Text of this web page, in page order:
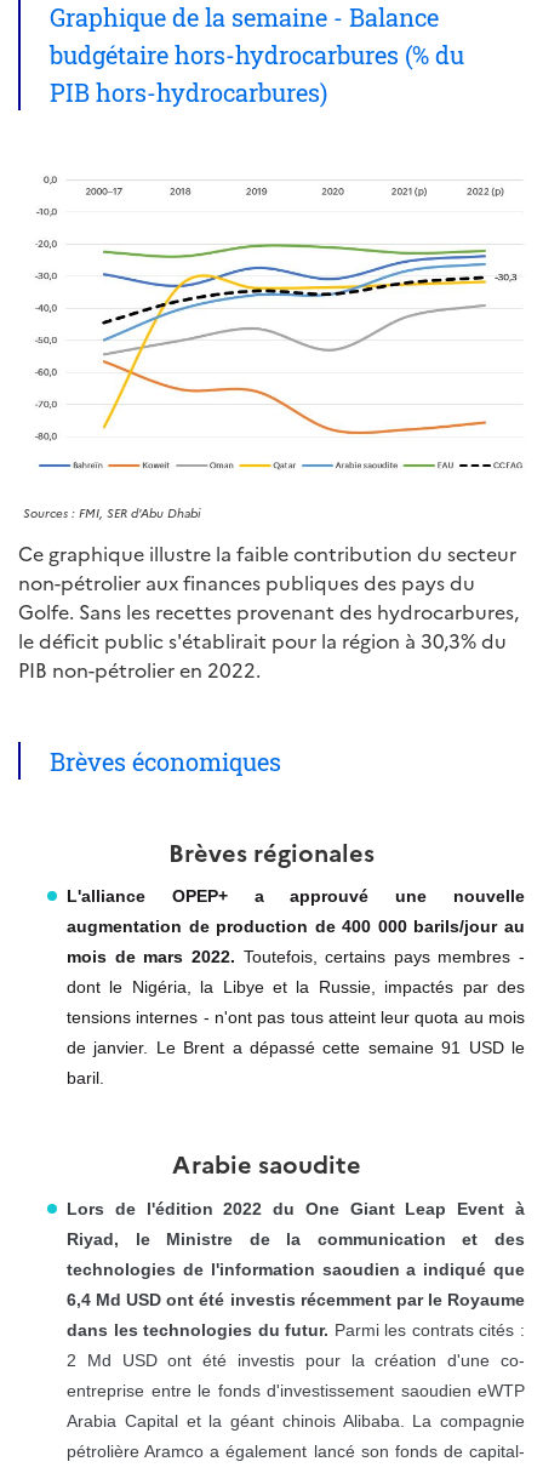
Graphique de la semaine - Balance
budgétaire hors-hydrocarbures (% du
PIB hors-hydrocarbures)
Sources : FMI, SER d'Abu Dhabi
Ce graphique illustre la faible contribution du secteur
non-pétrolier aux finances publiques des pays du
Golfe. Sans les recettes provenant des hydrocarbures,
le déficit public s'établirait pour la région à 30,3% du
PIB non-pétrolier en 2022.
Brèves économiques
Brèves régionales
L'alliance OPEP+ a approuvé une nouvelle
augmentation de production de 400 000 barils/jour au
mois de mars 2022. Toutefois, certains pays membres -
dont le Nigéria, la Libye et la Russie, impactés par des
tensions internes - n'ont pas tous atteint leur quota au mois
de janvier. Le Brent a dépassé cette semaine 91 USD le
baril.
Arabie saoudite
Lors de l'édition 2022 du One Giant Leap Event à
Riyad, le Ministre de la communication et des
technologies de l'information saoudien a indiqué que
6,4 Md USD ont été investis récemment par le Royaume
dans les technologies du futur. Parmi les contrats cités :
2 Md USD ont été investis pour la création d'une co-
entreprise entre le fonds d'investissement saoudien eWTP
Arabia Capital et la géant chinois Alibaba. La compagnie
pétrolière Aramco a également lancé son fonds de capital-